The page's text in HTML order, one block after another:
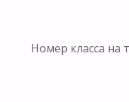
Номер класса на